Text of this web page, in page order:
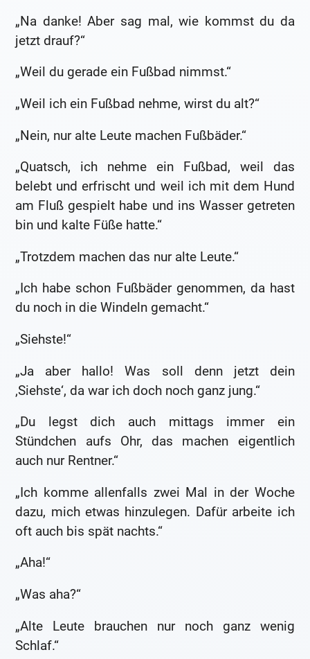
„Na danke! Aber sag mal, wie kommst du da
jetzt drauf?“
„Weil du gerade ein Fußbad nimmst.“
„Weil ich ein Fußbad nehme, wirst du alt?“
„Nein, nur alte Leute machen Fußbäder.“
„Quatsch, ich nehme ein Fußbad, weil das
belebt und erfrischt und weil ich mit dem Hund
am Fluß gespielt habe und ins Wasser getreten
bin und kalte Füße hatte.“
„Trotzdem machen das nur alte Leute.“
„Ich habe schon Fußbäder genommen, da hast
du noch in die Windeln gemacht.“
„Siehste!“
„Ja aber hallo! Was soll denn jetzt dein
‚Siehste‘, da war ich doch noch ganz jung.“
„Du legst dich auch mittags immer ein
Stündchen aufs Ohr, das machen eigentlich
auch nur Rentner.“
„Ich komme allenfalls zwei Mal in der Woche
dazu, mich etwas hinzulegen. Dafür arbeite ich
oft auch bis spät nachts.“
„Aha!“
„Was aha?“
„Alte Leute brauchen nur noch ganz wenig
Schlaf.“